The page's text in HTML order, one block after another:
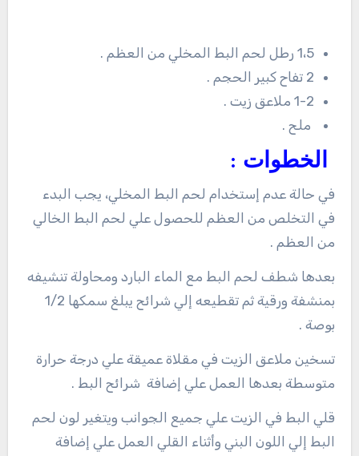
1،5 رطل لحم البط المخلي من العظم .
2 تفاح كبير الحجم .
1-2 ملاعق زيت .
ملح .
الخطوات :
في حالة عدم إستخدام لحم البط المخلي، يجب البدء
في التخلص من العظم للحصول علي لحم البط الخالي
من العظم .
بعدها شطف لحم البط مع الماء البارد ومحاولة تنشيفه
بمنشفة ورقية ثم تقطيعه إلي شرائح يبلغ سمكها 1/2
بوصة .
تسخين ملاعق الزيت في مقلاة عميقة علي درجة حرارة
متوسطة بعدها العمل علي إضافة شرائح البط .
قلي البط في الزيت علي جميع الجوانب ويتغير لون لحم
البط إلي اللون البني وأثناء القلي العمل علي إضافة